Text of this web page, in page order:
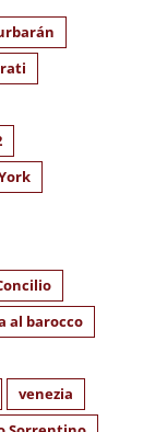
al barocco
venezia